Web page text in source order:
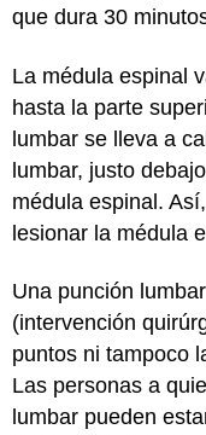
que dura 30
La médula espinal
hasta la parte
lumbar se lleva a
lumbar, justo
médula espinal.
lesionar la médula
Una punción
(intervención
puntos ni tampoco
Las personas a
lumbar pueden